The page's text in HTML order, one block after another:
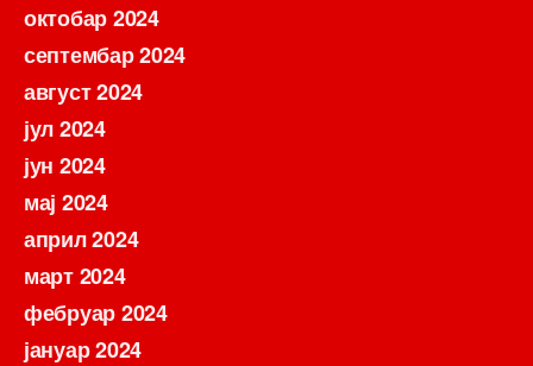
октобар 2024
септембар 2024
август 2024
јул 2024
јун 2024
мај 2024
април 2024
март 2024
фебруар 2024
јануар 2024